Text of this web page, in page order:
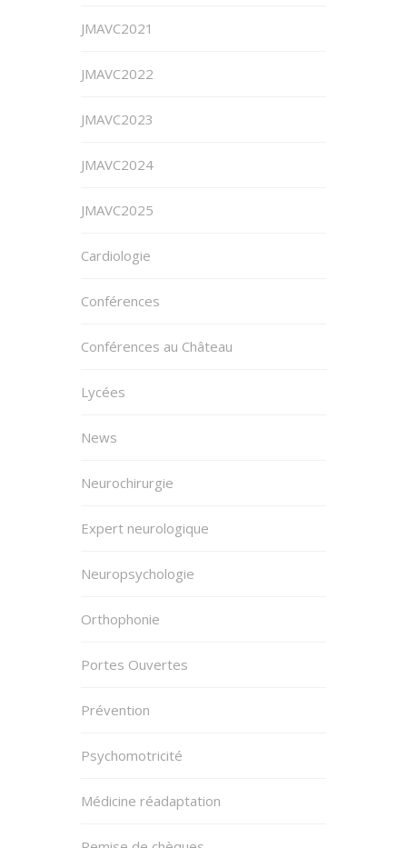
JMAVC2021
JMAVC2022
JMAVC2023
JMAVC2024
JMAVC2025
Cardiologie
Conférences
Conférences au Château
Lycées
News
Neurochirurgie
Expert neurologique
Neuropsychologie
Orthophonie
Portes Ouvertes
Prévention
Psychomotricité
Médicine réadaptation